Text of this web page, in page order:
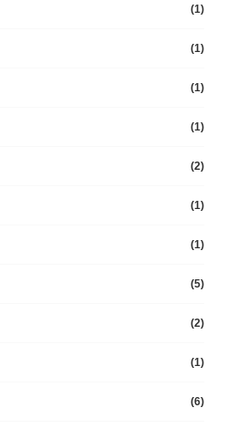
(1)
(1)
(1)
(1)
(2)
(1)
(1)
(5)
(2)
(1)
(6)